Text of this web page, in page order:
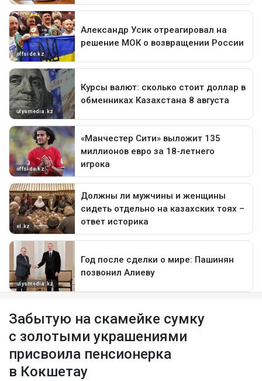
Забытую на скамейке сумку
с золотыми украшениями
присвоила пенсионерка
в Кокшетау